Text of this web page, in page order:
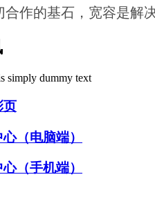
合作的基石，宽容是解
simply dummy text
页
（电脑端）
（手机端）